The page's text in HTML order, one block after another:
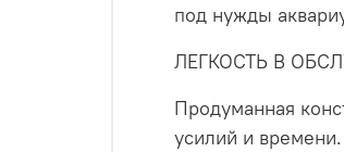
под нужды
ЛЕГКОСТЬ В
Продуманная
усилий и